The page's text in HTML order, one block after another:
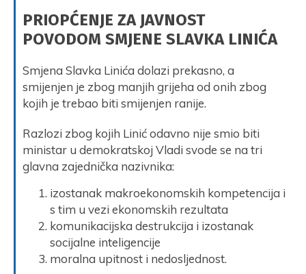
PRIOPĆENJE ZA JAVNOST
POVODOM SMJENE SLAVKA LINIĆA
Smjena Slavka Linića dolazi prekasno, a
smijenjen je zbog manjih grijeha od onih zbog
kojih je trebao biti smijenjen ranije.
Razlozi zbog kojih Linić odavno nije smio biti
ministar u demokratskoj Vladi svode se na tri
glavna zajednička nazivnika:
izostanak makroekonomskih kompetencija i
s tim u vezi ekonomskih rezultata
komunikacijska destrukcija i izostanak
socijalne inteligencije
moralna upitnost i nedosljednost.